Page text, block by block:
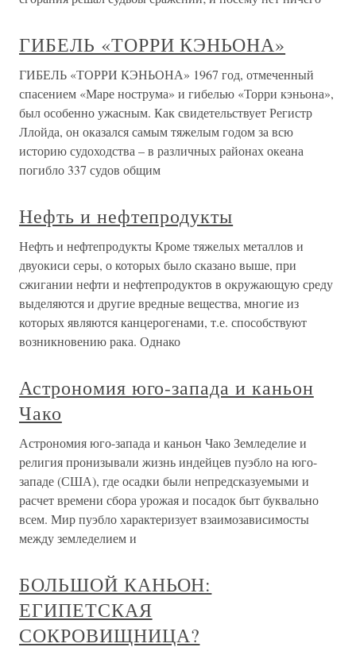
ГИБЕЛЬ «ТОРРИ КЭНЬОНА»
ГИБЕЛЬ «ТОРРИ КЭНЬОНА» 1967 год, отмеченный
спасением «Маре нострума» и гибелью «Торри кэньона»,
был особенно ужасным. Как свидетельствует Регистр
Ллойда, он оказался самым тяжелым годом за всю
историю судоходства – в различных районах океана
погибло 337 судов общим
Нефть и нефтепродукты
Нефть и нефтепродукты Кроме тяжелых металлов и
двуокиси серы, о которых было сказано выше, при
сжигании нефти и нефтепродуктов в окружающую среду
выделяются и другие вредные вещества, многие из
которых являются канцерогенами, т.е. способствуют
возникновению рака. Однако
Астрономия юго-запада и каньон
Чако
Астрономия юго-запада и каньон Чако Земледелие и
религия пронизывали жизнь индейцев пуэбло на юго-
западе (США), где осадки были непредсказуемыми и
расчет времени сбора урожая и посадок быт буквально
всем. Мир пуэбло характеризует взаимозависимосты
между земледелием и
БОЛЬШОЙ КАНЬОН:
ЕГИПЕТСКАЯ
СОКРОВИЩНИЦА?